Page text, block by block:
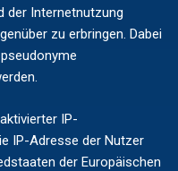
der Internetnutzung
zu erbringen. Dabei
IP-
IP-Adresse der Nutzer
der Europäischen